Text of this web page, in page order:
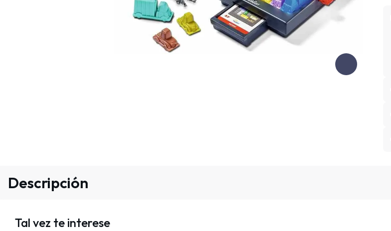
Descripción
Tal vez te interese